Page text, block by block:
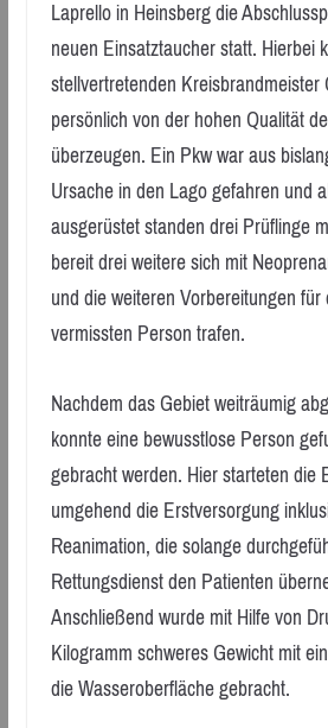
Laprello in Heinsberg die
neuen Einsatztaucher statt. Hierbei
stellvertretenden
persönlich von der hohen Qualität
überzeugen. Ein Pkw war aus
Ursache in den Lago gefahren und
ausgerüstet standen drei Prüflinge
bereit drei weitere sich mit
und die weiteren Vorbereitungen
vermissten Person trafen.
Nachdem das Gebiet weiträumig
konnte eine bewusstlose Person
gebracht werden. Hier starteten die
umgehend die Erstversorgung
Reanimation, die solange
Rettungsdienst den Patienten
Anschließend wurde mit Hilfe von
Kilogramm schweres Gewicht mit
die Wasseroberfläche gebracht.